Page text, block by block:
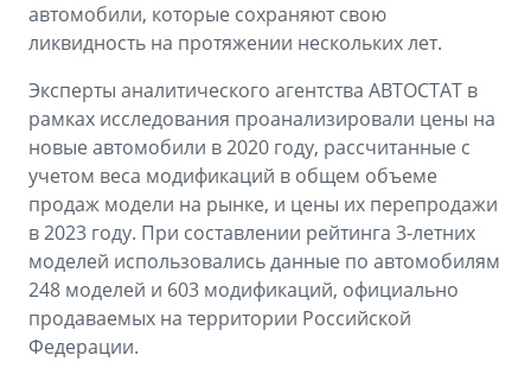
автомобили, которые сохраняют свою
ликвидность на протяжении нескольких лет.
Эксперты аналитического агентства АВТОСТАТ в
рамках исследования проанализировали цены на
новые автомобили в 2020 году, рассчитанные с
учетом веса модификаций в общем объеме
продаж модели на рынке, и цены их перепродажи
в 2023 году. При составлении рейтинга 3-летних
моделей использовались данные по автомобилям
248 моделей и 603 модификаций, официально
продаваемых на территории Российской
Федерации.